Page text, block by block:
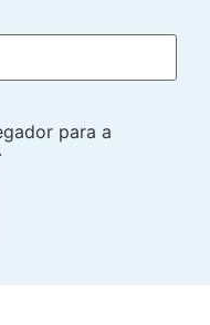
para a